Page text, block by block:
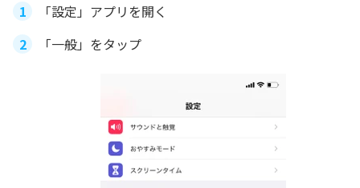
「設定」アプリを開く
「一般」をタップ